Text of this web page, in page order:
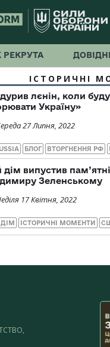
РЕКРУТА
ІСТОРИЧНІ
лєнін, коли
Україну»
27 Липня, 2022
БЛОГ ВТОРГНЕННЯ РФ
дім випустив
Зеленському
17 Квітня, 2022
ІСТОРИЧНІ МОМЕНТИ